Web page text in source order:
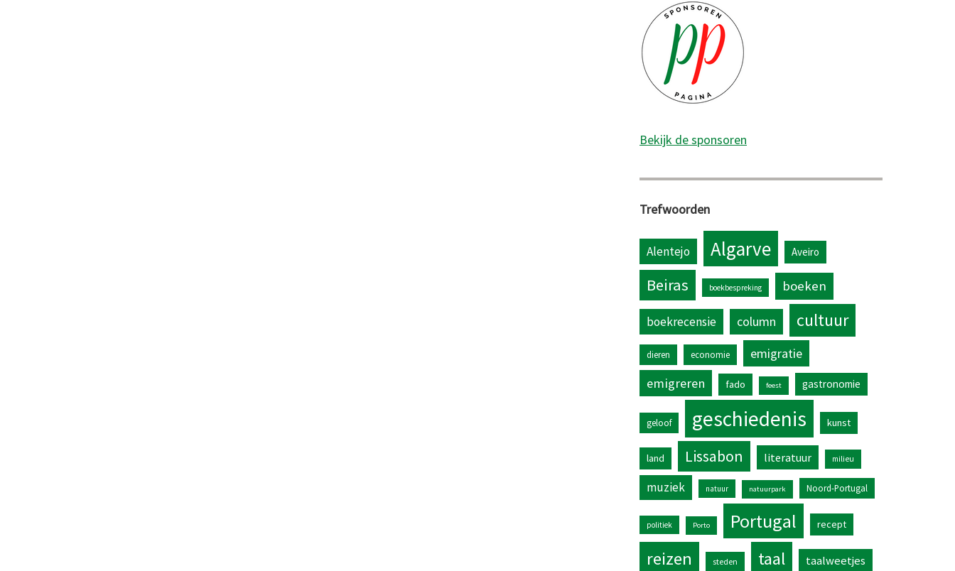
Bekijk de sponsoren
Trefwoorden
Alentejo Algarve Aveiro
Beiras boekbespreking boeken
boekrecensie column cultuur
dieren economie
emigratie
emigreren
fado feest gastronomie
geloof geschiedenis kunst
land Lissabon literatuur milieu
muziek natuur natuurpark Noord-Portugal
politiek Porto Portugal recept
reizen steden taal taalweetjes